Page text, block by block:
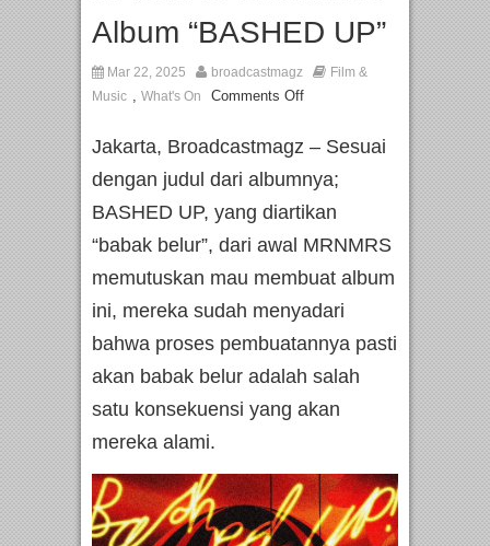
dengan Ribuan Mainan dan Produk Bayi dari Seluruh Dunia, IBTE 2026 Siap
Album “BASHED UP”
Mar 22, 2025 broadcastmagz
Film &
Music , What's On Comments Off
Jakarta, Broadcastmagz – Sesuai
dengan judul dari albumnya;
BASHED UP, yang diartikan
“babak belur”, dari awal MRNMRS
memutuskan mau membuat album
ini, mereka sudah menyadari
bahwa proses pembuatannya pasti
akan babak belur adalah salah
satu konsekuensi yang akan
mereka alami.